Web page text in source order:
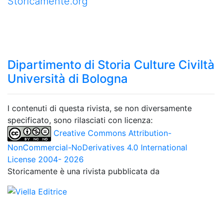
Dipartimento di Storia Culture Civiltà
Università di Bologna
I contenuti di questa rivista, se non diversamente
specificato, sono rilasciati con licenza:
Creative Commons Attribution-
NonCommercial-NoDerivatives 4.0 International
License 2004- 2026
Storicamente è una rivista pubblicata da